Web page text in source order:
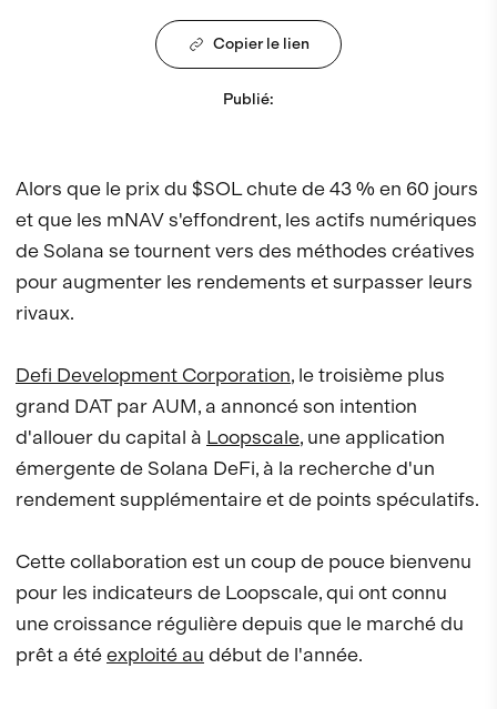
Copier le lien
Publié:
Alors que le prix du $SOL chute de 43 % en 60 jours
et que les mNAV s'effondrent, les actifs numériques
de Solana se tournent vers des méthodes créatives
pour augmenter les rendements et surpasser leurs
rivaux.
Defi Development Corporation, le troisième plus
grand DAT par AUM, a annoncé son intention
d'allouer du capital à Loopscale, une application
émergente de Solana DeFi, à la recherche d'un
rendement supplémentaire et de points spéculatifs.
Cette collaboration est un coup de pouce bienvenu
pour les indicateurs de Loopscale, qui ont connu
une croissance régulière depuis que le marché du
prêt a étéexploité au début de l'année.